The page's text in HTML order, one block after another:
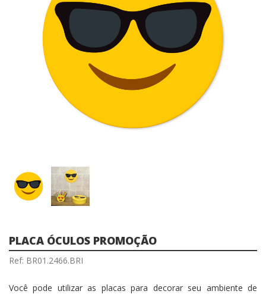
PLACA ÓCULOS PROMOÇÃO
Ref: BR01.2466.BRI
Você pode utilizar as placas para decorar seu ambiente de